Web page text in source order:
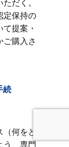
だく。
定保持の
提案・
購入さ
続
何をど
う、専門